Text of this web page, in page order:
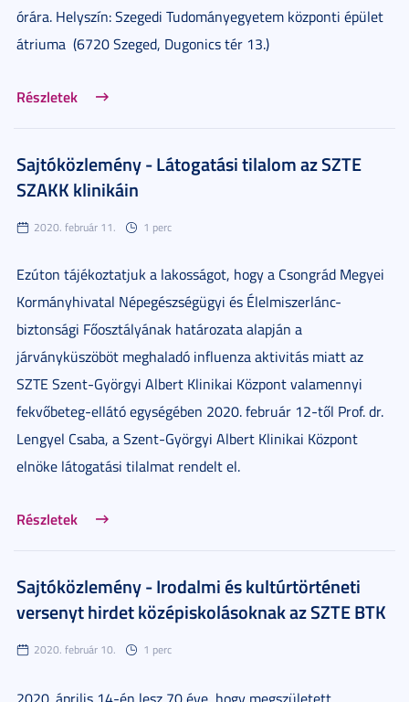
órára. Helyszín: Szegedi Tudományegyetem központi épület
átriuma (6720 Szeged, Dugonics tér 13.)
Részletek
Sajtóközlemény - Látogatási tilalom az SZTE
SZAKK klinikáin
2020. február 11. 1 perc
Ezúton tájékoztatjuk a lakosságot, hogy a Csongrád Megyei
Kormányhivatal Népegészségügyi és Élelmiszerlánc-
biztonsági Főosztályának határozata alapján a
járványküszöböt meghaladó influenza aktivitás miatt az
SZTE Szent-Györgyi Albert Klinikai Központ valamennyi
fekvőbeteg-ellátó egységében 2020. február 12-től Prof. dr.
Lengyel Csaba, a Szent-Györgyi Albert Klinikai Központ
elnöke látogatási tilalmat rendelt el.
Részletek
Sajtóközlemény - Irodalmi és kultúrtörténeti
versenyt hirdet középiskolásoknak az SZTE BTK
2020. február 10. 1 perc